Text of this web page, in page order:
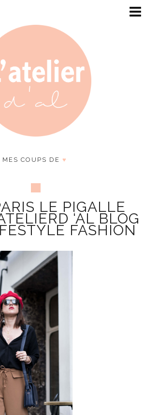
MES COUPS DE ♥
LE PIGALLE
‘AL BLOG
FASHION